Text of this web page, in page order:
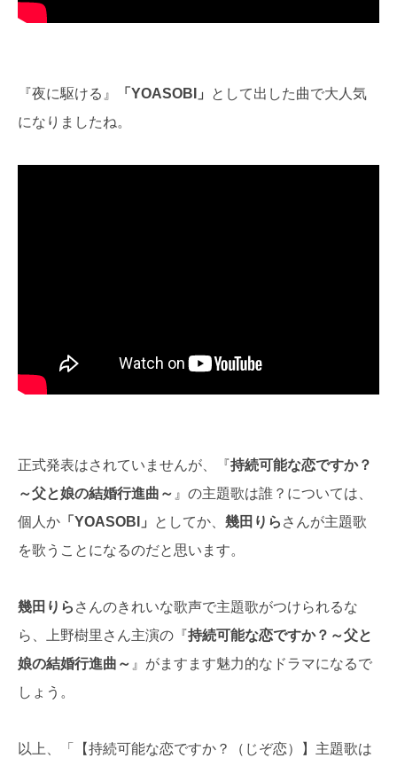
『夜に駆ける』 「YOASOBI」
として出した曲で大人気
になりましたね。
正式発表はされていませんが、『持続可能な恋ですか？
～父と娘の結婚行進曲～ 』の主題歌は誰？については、
個人か 「YOASOBI」 としてか、 幾田りら さんが主題歌
を歌うことになるのだと思います。
幾田りら さんのきれいな歌声で主題歌がつけられるな
ら、上野樹里さん主演の『持続可能な恋ですか？～父と
娘の結婚行進曲～ 』がますます魅力的なドラマになるで
しょう。
以上、「【持続可能な恋ですか？（じぞ恋）】主題歌は